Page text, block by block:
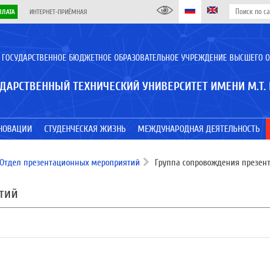
ИНТЕРНЕТ-ПРИЁМНАЯ
БЮДЖЕТНОЕ ОБРАЗОВАТЕЛЬНОЕ УЧРЕЖДЕНИЕ ВЫСШЕГО
ТЕХНИЧЕСКИЙ УНИВЕРСИТЕТ ИМЕНИ
СТУДЕНЧЕСКАЯ ЖИЗНЬ МЕЖДУНАРОДНАЯ ДЕЯТЕЛЬНОСТЬ
Отдел презентационных мероприятий Группа сопровождения